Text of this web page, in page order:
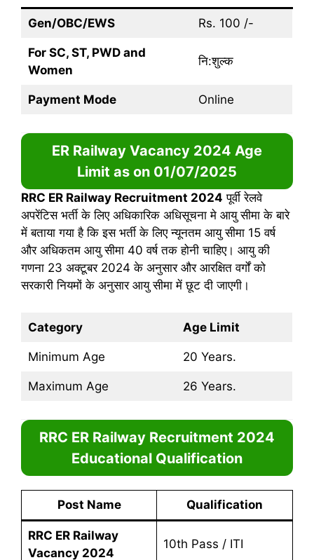
Gen/OBC/EWS Rs. 100 /-
For SC, ST, PWD and
Women
नि:शुल्क
Payment Mode Online
ER Railway Vacancy 2024 Age
Limit as on 01/07/2025
RRC ER Railway Recruitment 2024 पूर्वी रेलवे
अपरेंटिस भर्ती के लिए अधिकारिक अधिसूचना मे आयु सीमा के बारे
में बताया गया है कि इस भर्ती के लिए न्यूनतम आयु सीमा 15 वर्ष
और अधिकतम आयु सीमा 40 वर्ष तक होनी चाहिए। आयु की
गणना 23 अक्टूबर 2024 के अनुसार और आरक्षित वर्गों को
सरकारी नियमों के अनुसार आयु सीमा में छूट दी जाएगी।
Category Age Limit
Minimum Age 20 Years.
Maximum Age 26 Years.
RRC ER Railway Recruitment 2024
Educational Qualification
Post Name Qualification
RRC ER Railway
Vacancy 2024
10th Pass / ITI